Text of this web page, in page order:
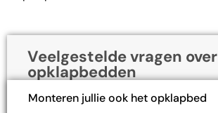
Veelgestelde vragen over
opklapbedden
Monteren jullie ook het opklapbed